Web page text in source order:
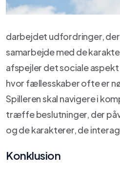
darbejdet udfordringer,
samarbejde med de
afspejler det sociale
hvor fællesskaber ofte er
Spilleren skal navigere i
træffe beslutninger, der
og de karakterer, de
Konklusion